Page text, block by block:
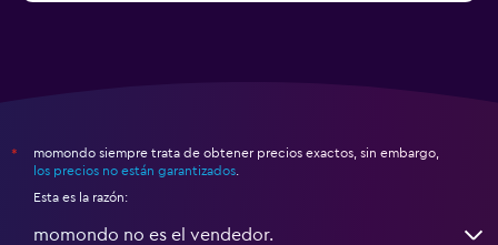
*
momondo siempre trata de obtener precios exactos, sin embargo,
los precios no están garantizados
Esta es la razón:
momondo no es el vendedor.